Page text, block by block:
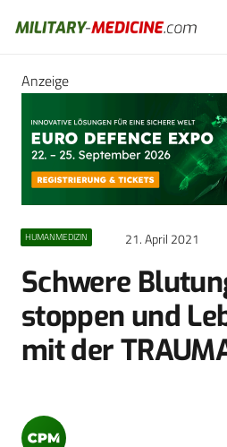
Anzeige
HUMANMEDIZIN 21. April 2021
Schwere
stoppen und
mit der